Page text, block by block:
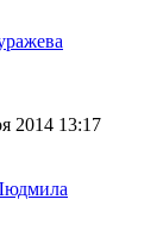
2014 13:17